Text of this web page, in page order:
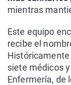
mientras
Este equipo
recibe el
siete médicos
Enfermería, de